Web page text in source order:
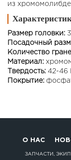
из
Размер головки:
Посадочный
Количество
Материал:
Твердость: 42-46
Покрытие:
О НАС
ЗАПЧАСТИ,